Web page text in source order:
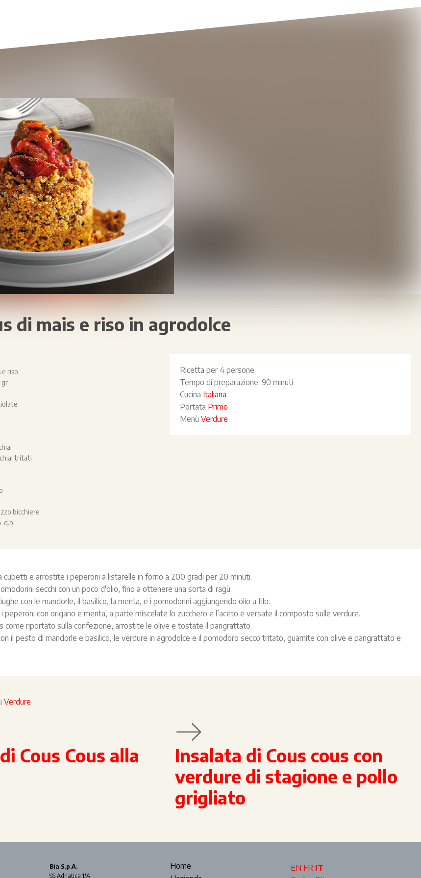
di mais e riso in agrodolce
e riso
gr
tritati
bicchiere
q.b.
Ricetta per4 persone
Tempo di preparazione: 90 minuti
Cucina Italiana
Portata Primo
Menù Verdure
cubetti e arrostite i peperoni a listarelle in forno a 200 gradi per 20 minuti.
secchi con un poco d'olio, fino a ottenere una sorta di ragù.
con le mandorle, il basilico, la menta, e i pomodorini aggiungendo olio a filo.
peperoni con origano e menta, a parte miscelate lo zucchero e l’aceto e versate il composto sulle verdure.
come riportato sulla confezione, arrostite le olive e tostate il pangrattato.
il pesto di mandorle e basilico, le verdure in agrodolce e il pomodoro secco tritato, guarnite con olive e pangrattato e
Verdure
Cous Cous alla
Insalata di Cous cous con
verdure di stagione e pollo
grigliato
Bia S.p.A.
SS Adriatica 1/A
Home
EN FR IT